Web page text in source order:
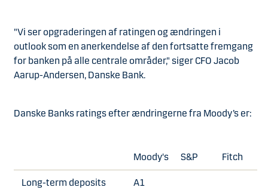
"Vi ser opgraderingen af ratingen og ændringen i
outlook som en anerkendelse af den fortsatte fremgang
for banken på alle centrale områder," siger CFO Jacob
Aarup-Andersen, Danske Bank.
Danske Banks ratings efter ændringerne fra Moody’s er:
Moody's S&P Fitch
Long-term deposits A1